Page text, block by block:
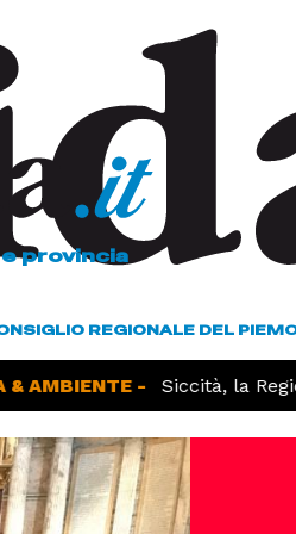
provincia
REGIONALE DEL
AMBIENTE - Siccità, la